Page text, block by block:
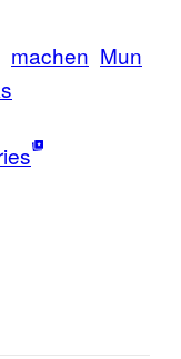
machen Mun